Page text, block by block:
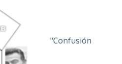
"Confusión